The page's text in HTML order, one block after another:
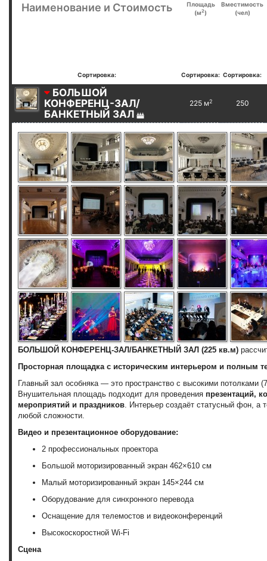
Наименование и Стоимость
Площадь
(м2)
Вместимость
(чел)
Сортировка: Сортировка: Сортировка:
БОЛЬШОЙ
КОНФЕРЕНЦ-ЗАЛ/
БАНКЕТНЫЙ ЗАЛ
225 м2 250
БОЛЬШОЙ КОНФЕРЕНЦ-ЗАЛ/БАНКЕТНЫЙ ЗАЛ (225 кв.м)
Просторная площадка с историческим интерьером и полным
Главный зал особняка — это пространство с высокими
Внушительная площадь подходит для проведения презентаций,
мероприятий и праздников. Интерьер создаёт статусный фон, а
любой сложности.
Видео и презентационное оборудование:
2 профессиональных проектора
Большой моторизированный экран 462×610 см
Малый моторизированный экран 145×244 см
Оборудование для синхронного перевода
Оснащение для телемостов и видеоконференций
Высокоскоростной Wi-Fi
Сцена